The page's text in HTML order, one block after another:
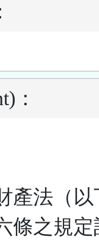
：
產法（以
條之規定